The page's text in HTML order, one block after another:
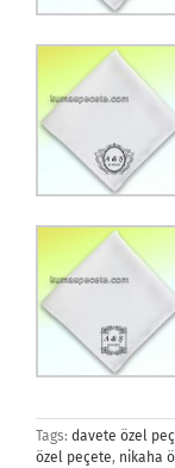
Tags: davete özel
özel peçete, nikaha